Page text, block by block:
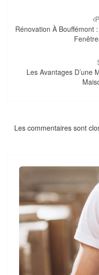
d'article
Rénovation À Bouffémont
Les Avantages D’une
Les commentaires sont